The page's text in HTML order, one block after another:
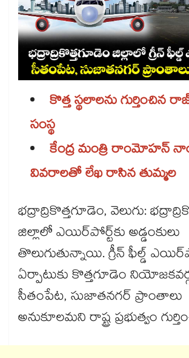
కొత్త స్థలాలను గుర్తించిన
సంస్థ
కేంద్ర మంత్రి రాంమోహన్​
వివరాలతో లేఖ రాసిన తుమ్మల
భద్రాద్రికొత్తగూడెం, వెలుగు:
జిల్లాలో ఎయిర్​పోర్ట్​కు అడ్డంకులు
తొలుగుతున్నాయి. గ్రీన్​ ఫీల్డ్​
ఏర్పాటుకు కొత్తగూడెం
సీతంపేట, సుజాతనగర్​ ప్రాంతాలు
అనుకూలమని రాష్ట్ర ప్రభుత్వం